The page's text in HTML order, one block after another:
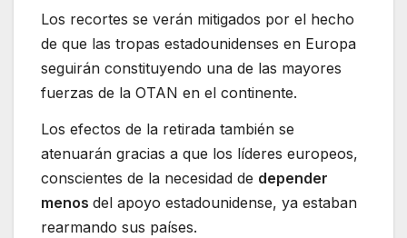
Los recortes se verán mitigados por el hecho
de que las tropas estadounidenses en Europa
seguirán constituyendo una de las mayores
fuerzas de la OTAN en el continente.
Los efectos de la retirada también se
atenuarán gracias a que los líderes europeos,
conscientes de la necesidad de depender
menos del apoyo estadounidense, ya estaban
rearmando sus países.